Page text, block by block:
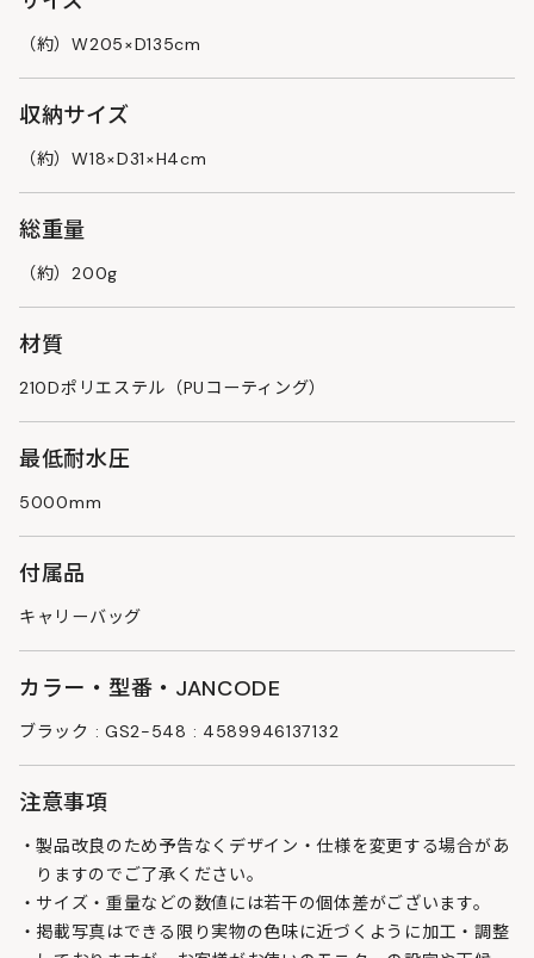
（約）W205×D135cm
収納サイズ
（約）W18×D31×H4cm
総重量
（約）200g
材質
210Dポリエステル（PUコーティング）
最低耐水圧
5000mm
付属品
キャリーバッグ
カラー・型番・JANCODE
ブラック : GS2-548 : 4589946137132
注意事項
製品改良のため予告なくデザイン・仕様を変更する場合があ
りますのでご了承ください。
サイズ・重量などの数値には若干の個体差がございます。
掲載写真はできる限り実物の色味に近づくように加工・調整